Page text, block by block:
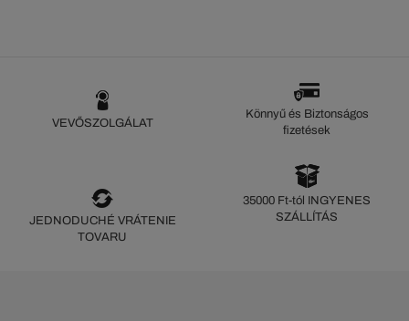
VEVŐSZOLGÁLAT
Könnyű és Biztonságos
fizetések
JEDNODUCHÉ VRÁTENIE
TOVARU
35000 Ft-tól INGYENES
SZÁLLÍTÁS